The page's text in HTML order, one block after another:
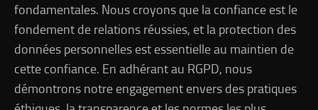
fondamentales. Nous croyons que la confiance est le
fondement de relations réussies, et la protection des
données personnelles est essentielle au maintien de
cette confiance. En adhérant au RGPD, nous
démontrons notre engagement envers des pratiques